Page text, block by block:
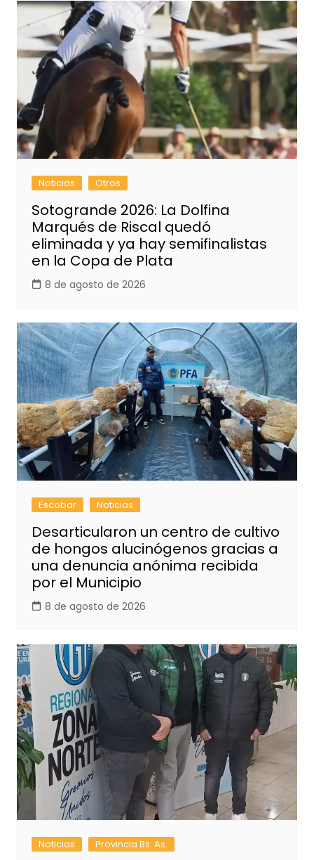
Noticias Otros
Sotogrande 2026: La Dolfina
Marqués de Riscal quedó
eliminada y ya hay semifinalistas
en la Copa de Plata
8 de agosto de 2026
Escobar Noticias
Desarticularon un centro de cultivo
de hongos alucinógenos gracias a
una denuncia anónima recibida
por el Municipio
8 de agosto de 2026
Noticias Provincia Bs. As.